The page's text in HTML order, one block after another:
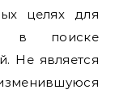
целях для
в поиске
Не является